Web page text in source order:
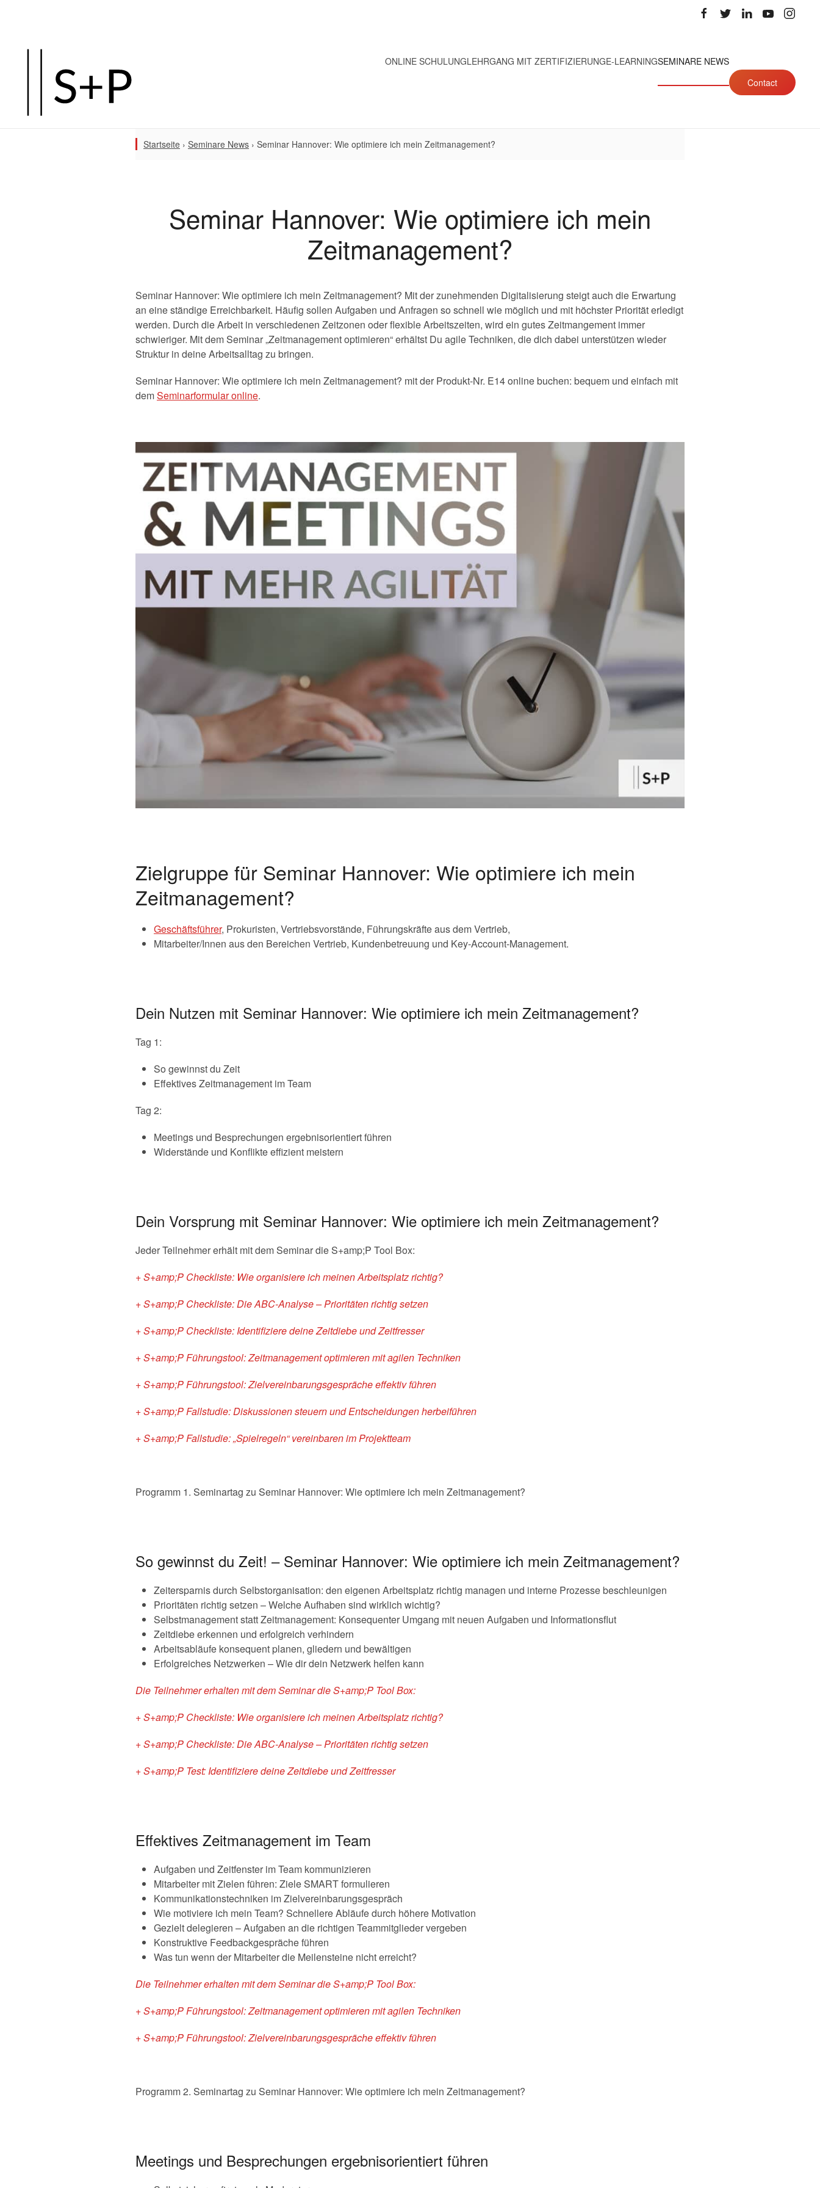
ONLINE SCHULUNGLEHRGANG MIT ZERTIFIZIERUNGE-LEARNINGSEMINARE NEWS
Contact
Startseite › Seminare News › Seminar Hannover: Wie optimiere ich mein Zeitmanagement?
Seminar Hannover: Wie optimiere ich mein
Zeitmanagement?
Seminar Hannover: Wie optimiere ich mein Zeitmanagement? Mit der zunehmenden Digitalisierung steigt auch die Erwartung
an eine ständige Erreichbarkeit. Häufig sollen Aufgaben und Anfragen so schnell wie möglich und mit höchster Priorität erledigt
werden. Durch die Arbeit in verschiedenen Zeitzonen oder flexible Arbeitszeiten, wird ein gutes Zeitmangement immer
schwieriger. Mit dem Seminar „Zeitmanagement optimieren“ erhältst Du agile Techniken, die dich dabei unterstützen wieder
Struktur in deine Arbeitsalltag zu bringen.
Seminar Hannover: Wie optimiere ich mein Zeitmanagement? mit der Produkt-Nr. E14 online buchen: bequem und einfach mit
demSeminarformular online.
Zielgruppe für Seminar Hannover: Wie optimiere ich mein
Zeitmanagement?
Geschäftsführer, Prokuristen, Vertriebsvorstände, Führungskräfte aus dem Vertrieb,
Mitarbeiter/Innen aus den Bereichen Vertrieb, Kundenbetreuung und Key-Account-Management.
Dein Nutzen mit Seminar Hannover: Wie optimiere ich mein Zeitmanagement?
Tag 1:
So gewinnst du Zeit
Effektives Zeitmanagement im Team
Tag 2:
Meetings und Besprechungen ergebnisorientiert führen
Widerstände und Konflikte effizient meistern
Dein Vorsprung mit Seminar Hannover: Wie optimiere ich mein Zeitmanagement?
Jeder Teilnehmer erhält mit dem Seminar die S+amp;P Tool Box:
+ S+amp;P Checkliste: Wie organisiere ich meinen Arbeitsplatz richtig?
+ S+amp;P Checkliste: Die ABC-Analyse – Prioritäten richtig setzen
+ S+amp;P Checkliste: Identifiziere deine Zeitdiebe und Zeitfresser
+ S+amp;P Führungstool: Zeitmanagement optimieren mit agilen Techniken
+ S+amp;P Führungstool: Zielvereinbarungsgespräche effektiv führen
+ S+amp;P Fallstudie: Diskussionen steuern und Entscheidungen herbeiführen
+ S+amp;P Fallstudie: „Spielregeln“ vereinbaren im Projektteam
Programm 1. Seminartag zu Seminar Hannover: Wie optimiere ich mein Zeitmanagement?
So gewinnst du Zeit! – Seminar Hannover: Wie optimiere ich mein Zeitmanagement?
Zeitersparnis durch Selbstorganisation: den eigenen Arbeitsplatz richtig managen und interne Prozesse beschleunigen
Prioritäten richtig setzen – Welche Aufhaben sind wirklich wichtig?
Selbstmanagement statt Zeitmanagement: Konsequenter Umgang mit neuen Aufgaben und Informationsflut
Zeitdiebe erkennen und erfolgreich verhindern
Arbeitsabläufe konsequent planen, gliedern und bewältigen
Erfolgreiches Netzwerken – Wie dir dein Netzwerk helfen kann
Die Teilnehmer erhalten mit dem Seminar die S+amp;P Tool Box:
+ S+amp;P Checkliste: Wie organisiere ich meinen Arbeitsplatz richtig?
+ S+amp;P Checkliste: Die ABC-Analyse – Prioritäten richtig setzen
+ S+amp;P Test: Identifiziere deine Zeitdiebe und Zeitfresser
Effektives Zeitmanagement im Team
Aufgaben und Zeitfenster im Team kommunizieren
Mitarbeiter mit Zielen führen: Ziele SMART formulieren
Kommunikationstechniken im Zielvereinbarungsgespräch
Wie motiviere ich mein Team? Schnellere Abläufe durch höhere Motivation
Gezielt delegieren – Aufgaben an die richtigen Teammitglieder vergeben
Konstruktive Feedbackgespräche führen
Was tun wenn der Mitarbeiter die Meilensteine nicht erreicht?
Die Teilnehmer erhalten mit dem Seminar die S+amp;P Tool Box:
+ S+amp;P Führungstool: Zeitmanagement optimieren mit agilen Techniken
+ S+amp;P Führungstool: Zielvereinbarungsgespräche effektiv führen
Programm 2. Seminartag zu Seminar Hannover: Wie optimiere ich mein Zeitmanagement?
Meetings und Besprechungen ergebnisorientiert führen